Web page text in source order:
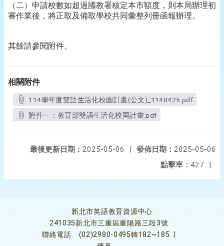
（二）申請校數如超過國教署核定本市額度，則本局辦理初
審作業後，將正取及備取學校共同彙整列冊函報辦理。
其餘請參閱附件。
相關附件
114學年度雙語生活化校園計畫(公文)_1140425.pdf
附件一：教育部雙語生活化校園計畫.pdf
發佈日期： 2025-05-06
最後更新日期： 2025-05-06
|
點擊率： 427 |
新北市英語教育資源中心
241035新北市三重區重陽路三段3號
聯絡電話
(02)2980-0495轉182~185